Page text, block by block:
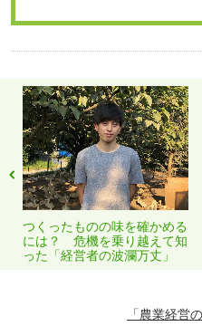
つくったものの味を確かめる
には？ 危機を乗り越えて知
った「経営者の波瀾万丈」
「農業経営